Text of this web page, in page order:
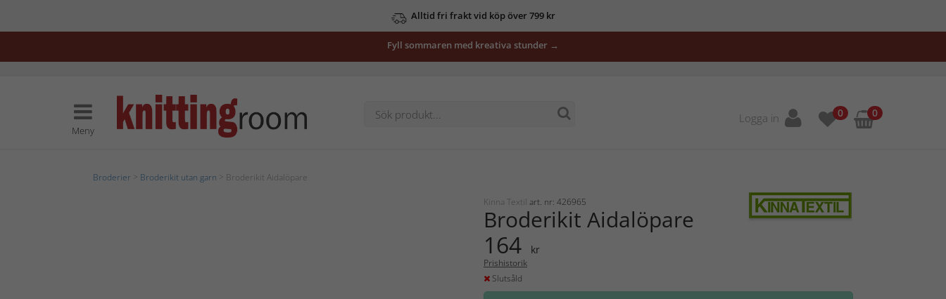
Alltid fri frakt vid köp över 799 kr
Fyll sommaren med kreativa stunder →
Meny
Logga in 0 0
Broderier Broderikit utan garn > Broderikit Aidalöpare
Kinna Textil art. nr: 426965
Broderikit Aidalöpare
164 kr
Prishistorik
Slutsåld